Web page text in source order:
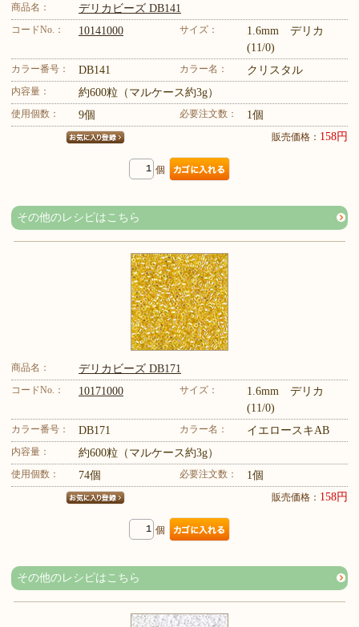
商品名： デリカビーズ DB141
コードNo.： 10141000 サイズ：
1.6mm デリカ
(11/0)
カラー番号： DB141 カラー名： クリスタル
内容量： 約600粒（マルケース約3g）
使用個数： 9個 必要注文数： 1個
販売価格： 158円
個
その他のレシピはこちら
商品名： デリカビーズ DB171
コードNo.： 10171000 サイズ：
1.6mm デリカ
(11/0)
カラー番号： DB171 カラー名： イエロースキAB
内容量： 約600粒（マルケース約3g）
使用個数： 74個 必要注文数： 1個
販売価格： 158円
個
その他のレシピはこちら